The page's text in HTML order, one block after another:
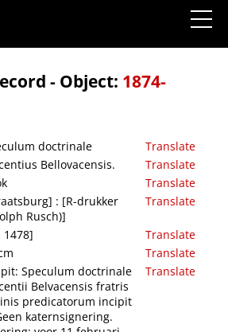
- Object: 1874-
doctrinale
Translate
Bellovacensis.
Translate
Translate
: [R-drukker
Rusch)]
Translate
1478]
Translate
Translate
Speculum doctrinale
Belvacensis fratris
predicatorum incipit
katernsignering.
Translate